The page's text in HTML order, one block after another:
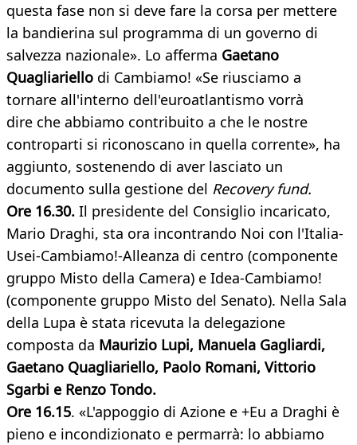
questa fase non si deve fare la corsa per mettere
la bandierina sul programma di un governo di
salvezza nazionale». Lo afferma Gaetano
Quagliariello di Cambiamo! «Se riusciamo a
tornare all'interno dell'euroatlantismo vorrà
dire che abbiamo contribuito a che le nostre
controparti si riconoscano in quella corrente», ha
aggiunto, sostenendo di aver lasciato un
documento sulla gestione del Recovery fund.
Ore 16.30. Il presidente del Consiglio incaricato,
Mario Draghi, sta ora incontrando Noi con l'Italia-
Usei-Cambiamo!-Alleanza di centro (componente
gruppo Misto della Camera) e Idea-Cambiamo!
(componente gruppo Misto del Senato). Nella Sala
della Lupa è stata ricevuta la delegazione
composta da Maurizio Lupi, Manuela Gagliardi,
Gaetano Quagliariello, Paolo Romani, Vittorio
Sgarbi e Renzo Tondo.
Ore 16.15. «L'appoggio di Azione e +Eu a Draghi è
pieno e incondizionato e permarrà: lo abbiamo